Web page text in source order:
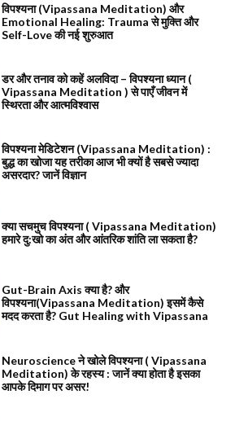
विपश्यना (Vipassana Meditation) और
Emotional Healing: Trauma से मुक्ति और
Self-Love की नई शुरुआत
डर और तनाव को कहें अलविदा – विपश्यना ध्यान (
Vipassana Meditation ) से पाएँ जीवन में
स्थिरता और आत्मविश्वास
विपश्यना मेडिटेशन (Vipassana Meditation) :
बुद्ध का खोजा यह तरीका आज भी क्यों है सबसे ज्यादा
असरदार? जानें विज्ञान
क्या सचमुच विपश्यना ( Vipassana Meditation)
हमारे दु:खो का अंत और आंतरिक शांति ला सकता है?
Gut-Brain Axis क्या है? और
विपश्यना(Vipassana Meditation) इसमें कैसे
मदद करता है? Gut Healing with Vipassana
Neuroscience ने खोले विपश्यना ( Vipassana
Meditation) के रहस्य : जानें क्या होता है इसका
आपके दिमाग पर असर!